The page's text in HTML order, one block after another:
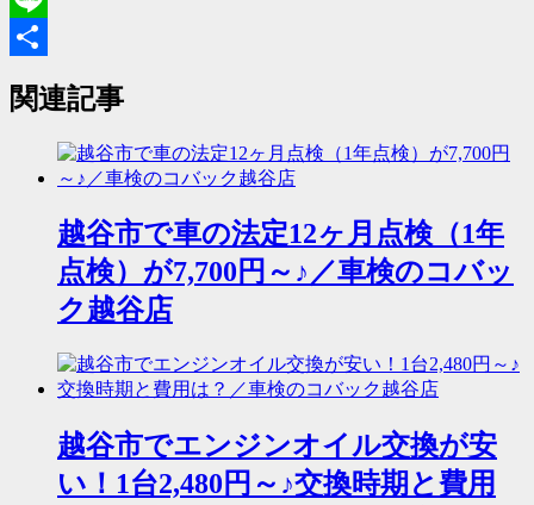
Line
有
関連記事
越谷市で車の法定12ヶ月点検（1年
点検）が7,700円～♪／車検のコバッ
ク越谷店
越谷市でエンジンオイル交換が安
い！1台2,480円～♪交換時期と費用